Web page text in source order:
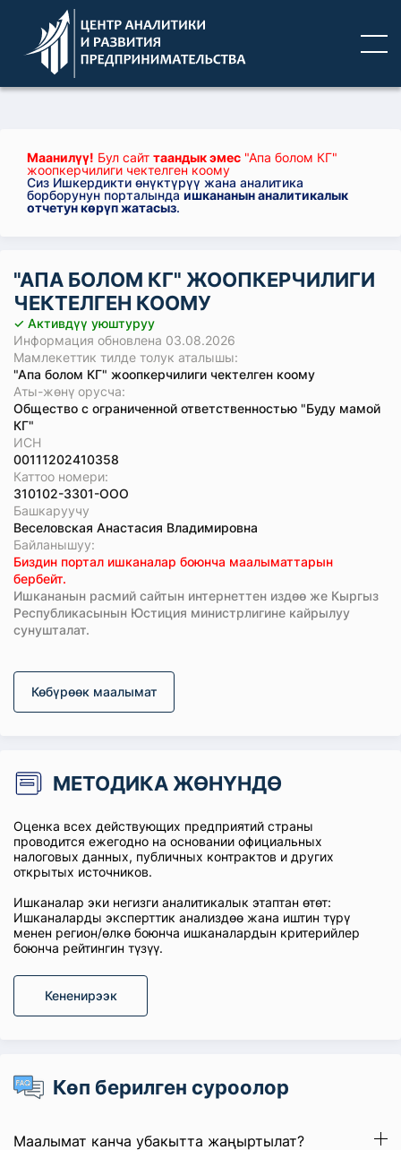
Маанилүү! Бул сайт таандык эмес "Апа болом КГ"
жоопкерчилиги чектелген коому
Сиз Ишкердикти өнүктүрүү жана аналитика
борборунун порталындаишкананын аналитикалык
отчетун көрүп жатасыз.
"АПА БОЛОМ КГ" ЖООПКЕРЧИЛИГИ
ЧЕКТЕЛГЕН КООМУ
✓ Активдүү уюштуруу
Информация обновлена 03.08.2026
Мамлекеттик тилде толук аталышы:
"Апа болом КГ" жоопкерчилиги чектелген коому
Аты-жөнү орусча:
Общество с ограниченной ответственностью "Буду мамой
КГ"
ИСН
00111202410358
Каттоо номери:
310102-3301-ООО
Башкаруучу
Веселовская Анастасия Владимировна
Байланышуу:
Биздин портал ишканалар боюнча маалыматтарын
бербейт.
Ишкананын расмий сайтын интернеттен издөө же Кыргыз
Республикасынын Юстиция министрлигине кайрылуу
сунушталат.
Көбүрөөк маалымат
МЕТОДИКА ЖӨНҮНДӨ
Оценка всех действующих предприятий страны
проводится ежегодно на основании официальных
налоговых данных, публичных контрактов и других
открытых источников.
Ишканалар эки негизги аналитикалык этаптан өтөт:
Ишканаларды эксперттик анализдөө жана иштин түрү
менен регион/өлкө боюнча ишканалардын критерийлер
боюнча рейтингин түзүү.
Кененирээк
Көп берилген суроолор
Маалымат канча убакытта жаңыртылат?